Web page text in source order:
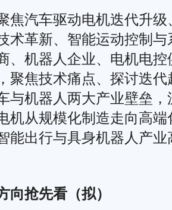
焦汽车驱动电机迭代升
术革新、智能运动控制
、机器人企业、电机电
聚焦技术痛点、探讨迭
与机器人两大产业壁垒
机从规模化制造走向高
能出行与具身机器人产
向抢先看（拟）